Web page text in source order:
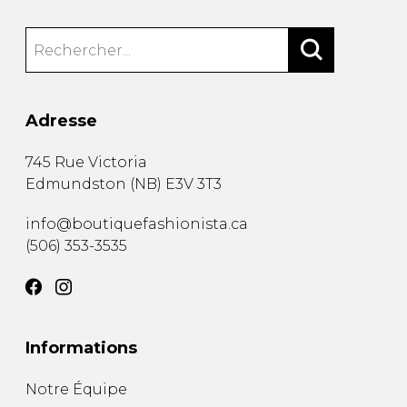
Adresse
745 Rue Victoria
Edmundston (NB) E3V 3T3
info@boutiquefashionista.ca
(506) 353-3535
Informations
Notre Équipe